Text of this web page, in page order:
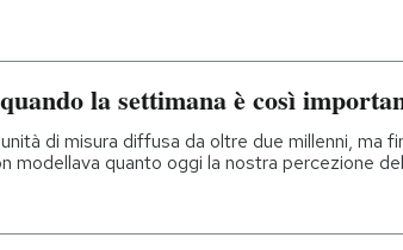
la settimana è così
di misura diffusa da oltre due millenni, ma
modellava quanto oggi la nostra percezione